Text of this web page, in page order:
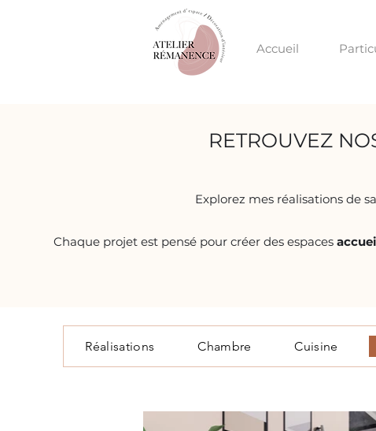
Accueil
RETROUVEZ
Explorez mes réalisations de
Chaque projet est pensé pour créer des espaces
Réalisations Chambre Cuisine